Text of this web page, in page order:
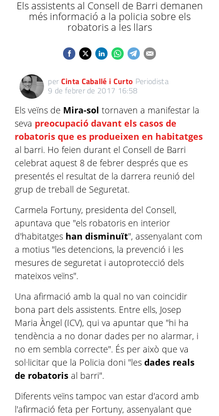
Els assistents al Consell de Barri demanen
més informació a la policia sobre els
robatoris a les llars
per Cinta Caballé i Curto Periodista
9 de febrer de 2017 16:58
Els veïns de Mira-sol tornaven a manifestar la
seva preocupació davant els casos de
robatoris que es produeixen en habitatges
al barri. Ho feien durant el Consell de Barri
celebrat aquest 8 de febrer després que es
presentés el resultat de la darrera reunió del
grup de treball de Seguretat.
Carmela Fortuny, presidenta del Consell,
apuntava que "els robatoris en interior
d'habitatges han disminuït", assenyalant com
a motius "les detencions, la prevenció i les
mesures de seguretat i autoprotecció dels
mateixos veïns".
Una afirmació amb la qual no van coincidir
bona part dels assistents. Entre ells, Josep
Maria Àngel (ICV), qui va apuntar que "hi ha
tendència a no donar dades per no alarmar, i
no em sembla correcte". És per això que va
sol·licitar que la Policia doni "les dades reals
de robatoris al barri".
Diferents veïns tampoc van estar d'acord amb
l'afirmació feta per Fortuny, assenyalant que